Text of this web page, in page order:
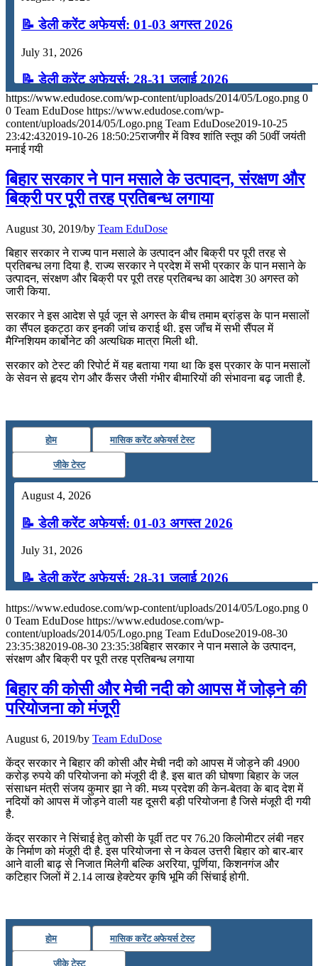
📝 डेली करेंट अफेयर्स: 01-03 अगस्त 2026
July 31, 2026
📝 डेली करेंट अफेयर्स: 28-31 जुलाई 2026
July 28, 2026
📝 डेली करेंट अफेयर्स: 25-27 जुलाई 2026
📝 डेली करेंट अफेयर्स: 22-24 जुलाई 2026
📝 डेली करेंट अफेयर्स: 19-21 जुलाई 2026
July 19, 2026
📝 डेली करेंट अफेयर्स: 16-18 जुलाई 2026
July 16, 2026
📝 डेली करेंट अफेयर्स: 13-15 जुलाई 2026
https://www.edudose.com/wp-content/uploads/2014/05/Logo.png 0
0 Team EduDose https://www.edudose.com/wp-
content/uploads/2014/05/Logo.png Team EduDose2019-10-25
23:42:432019-10-26 18:50:25राजगीर में विश्‍व शांति स्‍तूप की 50वीं जयंती
मनाई गयी
बिहार सरकार ने पान मसाले के उत्पादन, संरक्षण और
बिक्री पर पूरी तरह प्रतिबन्ध लगाया
August 30, 2019/by Team EduDose
बिहार सरकार ने राज्य पान मसाले के उत्पादन और बिक्री पर पूरी तरह से
प्रतिबन्ध लगा दिया है. राज्य सरकार ने प्रदेश में सभी प्रकार के पान मसाने के
उत्पादन, संरक्षण और बिक्री पर पूरी तरह प्रतिबन्ध का आदेश 30 अगस्त को
जारी किया.
सरकार ने इस आदेश से पूर्व जून से अगस्त के बीच तमाम ब्रांड्स के पान मसालों
का सैंपल इकट्ठा कर इनकी जांच कराई थी. इस जाँच में सभी सैंपल में
मैग्निशियम कार्बोनेट की अत्यधिक मात्रा मिली थी.
सरकार को टेस्ट की रिपोर्ट में यह बताया गया था कि इस प्रकार के पान मसालों
के सेवन से हृदय रोग और कैंसर जैसी गंभीर बीमारियों की संभावना बढ़ जाती है.
होम मासिक करेंट अफेयर्स टेस्ट
जीके टेस्ट
August 4, 2026
📝 डेली करेंट अफेयर्स: 01-03 अगस्त 2026
July 31, 2026
📝 डेली करेंट अफेयर्स: 28-31 जुलाई 2026
July 28, 2026
📝 डेली करेंट अफेयर्स: 25-27 जुलाई 2026
July 25, 2026
📝 डेली करेंट अफेयर्स: 22-24 जुलाई 2026
July 22, 2026
📝 डेली करेंट अफेयर्स: 19-21 जुलाई 2026
July 19, 2026
📝 डेली करेंट अफेयर्स: 16-18 जुलाई 2026
📝 डेली करेंट अफेयर्स: 13-15 जुलाई 2026
https://www.edudose.com/wp-content/uploads/2014/05/Logo.png 0
0 Team EduDose https://www.edudose.com/wp-
content/uploads/2014/05/Logo.png Team EduDose2019-08-30
23:35:382019-08-30 23:35:38बिहार सरकार ने पान मसाले के उत्पादन,
संरक्षण और बिक्री पर पूरी तरह प्रतिबन्ध लगाया
बिहार की कोसी और मेची नदी को आपस में जोड़ने की
परियोजना को मंजूरी
August 6, 2019/by Team EduDose
केंद्र सरकार ने बिहार की कोसी और मेची नदी को आपस में जोड़ने की 4900
करोड़ रुपये की परियोजना को मंजूरी दी है. इस बात की घोषणा बिहार के जल
संसाधन मंत्री संजय कुमार झा ने की. मध्य प्रदेश की केन-बेतवा के बाद देश में
नदियों को आपस में जोड़ने वाली यह दूसरी बड़ी परियोजना है जिसे मंजूरी दी गयी
है.
केंद्र सरकार ने सिंचाई हेतु कोसी के पूर्वी तट पर 76.20 किलोमीटर लंबी नहर
के निर्माण को मंजूरी दी है. इस परियोजना से न केवल उत्तरी बिहार को बार-बार
आने वाली बाढ़ से निजात मिलेगी बल्कि अररिया, पूर्णिया, किशनगंज और
कटिहार जिलों में 2.14 लाख हेक्टेयर कृषि भूमि की सिंचाई होगी.
होम मासिक करेंट अफेयर्स टेस्ट
जीके टेस्ट